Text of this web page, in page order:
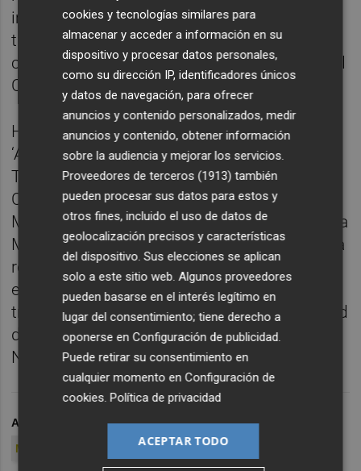
importancia a la de otros pilotos que
también dan nombre a otras curvas del
circuito”, ha subrayado el director general del
Circuit Ricardo Tormo, Gonzalo Gobert.
Heredero de Ricardo Tormo, Jorge Martínez
‘Aspar’ o Manuel ‘Champi’ Herreros, Nico
Terol, surgido del proyecto Cuna de
Campeones, se proclamó Campeón del
Mundo de 125cc en Cheste, antes de pasar a
Moto2. Retirado en 2017, esta temporada ha
regresado a la competición para participar
en el FIM Enel MotoE y combina su
trayectoriaa deportiva con la responsabilidad
de frmar a los más jóvenes pilotos del Ángel
Nieto Team.
ARCHIVADO EN COMUNITAT VALENCIANA
CIRC
MOTOCICLISMO
cookies y tecnologías similares para
almacenar y acceder a información en su
dispositivo y procesar datos personales,
como su dirección IP, identificadores únicos
y datos de navegación, para ofrecer
anuncios y contenido personalizados, medir
anuncios y contenido, obtener información
sobre la audiencia y mejorar los servicios.
Proveedores de terceros (1913) también
pueden procesar sus datos para estos y
otros fines, incluido el uso de datos de
geolocalización precisos y características
del dispositivo. Sus elecciones se aplican
solo a este sitio web. Algunos proveedores
pueden basarse en el interés legítimo en
lugar del consentimiento; tiene derecho a
oponerse enConfiguración de publicidad.
Puede retirar su consentimiento en
cualquier momento enConfiguración de
cookies.Política de privacidad
ACEPTAR TODO